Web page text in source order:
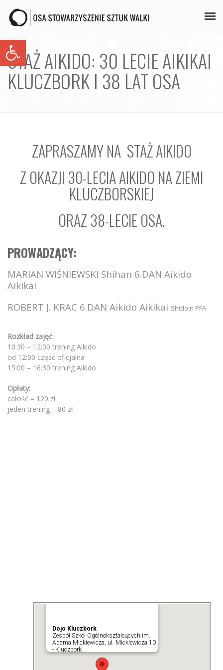
Open toolbar
STAŻE
GALERIA
KONTAKT
STAŻ AIKIDO: 30 LECIE AIKIKAI
KLUCZBORK I 38 LAT OSA
ZAPRASZAMY NA STAŻ AIKIDO
Z OKAZJI 30-LECIA AIKIDO NA ZIEMI
KLUCZBORSKIEJ
ORAZ 38-LECIE OSA.
PROWADZĄCY:
MARIAN WIŚNIEWSKI Shihan 6.DAN Aikido
Aikikai
ROBERT J. KRAC 6.DAN Aikido Aikikai Shidoin PFA
Rozkład zajęć:
10:30 – 12:00 trening Aikido
od 12:00 część oficjalna
15:00 – 16:30 trening Aikido
Opłaty:
całość – 120 zł
jeden trening – 80 zł
Dojo Kluczbork
Zespół Szkół Ogólnokształcących im.
Adama Mickiewicza, ul. Mickiewicza 10
- Kluczbork